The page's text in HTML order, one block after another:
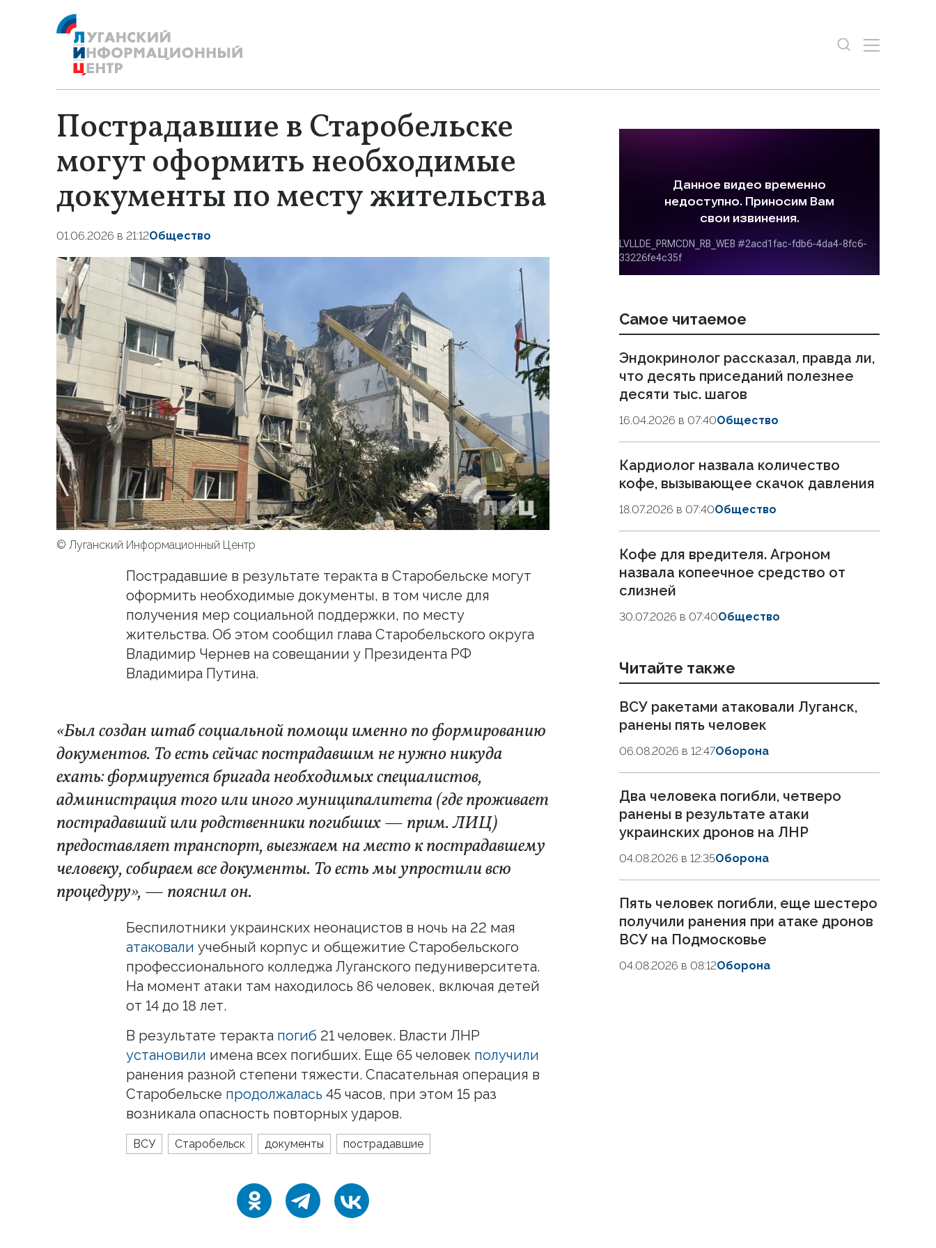
Пострадавшие в Старобельске
могут оформить необходимые
документы по месту жительства
01.06.2026 в 21:12Общество
© Луганский Информационный Центр
Пострадавшие в результате теракта в Старобельске могут
оформить необходимые документы, в том числе для
получения мер социальной поддержки, по месту
жительства. Об этом сообщил глава Старобельского округа
Владимир Чернев на совещании у Президента РФ
Владимира Путина.
«Был создан штаб социальной помощи именно по формированию
документов. То есть сейчас пострадавшим не нужно никуда
ехать: формируется бригада необходимых специалистов,
администрация того или иного муниципалитета (где проживает
пострадавший или родственники погибших — прим. ЛИЦ)
предоставляет транспорт, выезжаем на место к пострадавшему
человеку, собираем все документы. То есть мы упростили всю
процедуру», — пояснил он.
Беспилотники украинских неонацистов в ночь на 22 мая
атаковали учебный корпус и общежитие Старобельского
профессионального колледжа Луганского педуниверситета.
На момент атаки там находилось 86 человек, включая детей
от 14 до 18 лет.
В результате теракта погиб 21 человек. Власти ЛНР
установили имена всех погибших. Еще 65 человек получили
ранения разной степени тяжести. Спасательная операция в
Старобельске продолжалась 45 часов, при этом 15 раз
возникала опасность повторных ударов.
ВСУ Старобельск документы пострадавшие
Самое читаемое
Эндокринолог рассказал, правда ли,
что десять приседаний полезнее
десяти тыс. шагов
16.04.2026 в 07:40Общество
Кардиолог назвала количество
кофе, вызывающее скачок давления
18.07.2026 в 07:40Общество
Кофе для вредителя. Агроном
назвала копеечное средство от
слизней
30.07.2026 в 07:40Общество
Читайте также
ВСУ ракетами атаковали Луганск,
ранены пять человек
06.08.2026 в 12:47Оборона
Два человека погибли, четверо
ранены в результате атаки
украинских дронов на ЛНР
04.08.2026 в 12:35Оборона
Пять человек погибли, еще шестеро
получили ранения при атаке дронов
ВСУ на Подмосковье
04.08.2026 в 08:12Оборона